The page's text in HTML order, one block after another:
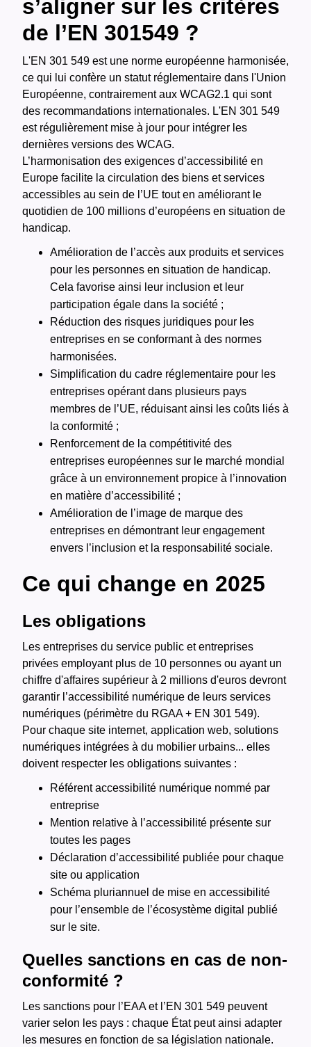
s’aligner sur les critères
de l’EN 301549 ?
L'EN 301 549 est une norme européenne harmonisée,
ce qui lui confère un statut réglementaire dans l'Union
Européenne, contrairement aux WCAG2.1 qui sont
des recommandations internationales. L'EN 301 549
est régulièrement mise à jour pour intégrer les
dernières versions des WCAG.
L’harmonisation des exigences d’accessibilité en
Europe facilite la circulation des biens et services
accessibles au sein de l’UE tout en améliorant le
quotidien de 100 millions d’européens en situation de
handicap.
Amélioration de l’accès aux produits et services
pour les personnes en situation de handicap.
Cela favorise ainsi leur inclusion et leur
participation égale dans la société ;
Réduction des risques juridiques pour les
entreprises en se conformant à des normes
harmonisées.
Simplification du cadre réglementaire pour les
entreprises opérant dans plusieurs pays
membres de l’UE, réduisant ainsi les coûts liés à
la conformité ;
Renforcement de la compétitivité des
entreprises européennes sur le marché mondial
grâce à un environnement propice à l’innovation
en matière d’accessibilité ;
Amélioration de l’image de marque des
entreprises en démontrant leur engagement
envers l’inclusion et la responsabilité sociale.
Ce qui change en 2025
Les obligations
Les entreprises du service public et entreprises
privées employant plus de 10 personnes ou ayant un
chiffre d'affaires supérieur à 2 millions d'euros devront
garantir l’accessibilité numérique de leurs services
numériques (périmètre du RGAA + EN 301 549).
Pour chaque site internet, application web, solutions
numériques intégrées à du mobilier urbains... elles
doivent respecter les obligations suivantes :
Référent accessibilité numérique nommé par
entreprise
Mention relative à l’accessibilité présente sur
toutes les pages
Déclaration d’accessibilité publiée pour chaque
site ou application
Schéma pluriannuel de mise en accessibilité
pour l’ensemble de l’écosystème digital publié
sur le site.
Quelles sanctions en cas de non-
conformité ?
Les sanctions pour l’EAA et l’EN 301 549 peuvent
varier selon les pays : chaque État peut ainsi adapter
les mesures en fonction de sa législation nationale.